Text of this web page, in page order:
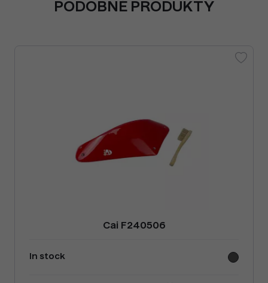
PODOBNÉ PRODUKTY
Cai F240506
In stock